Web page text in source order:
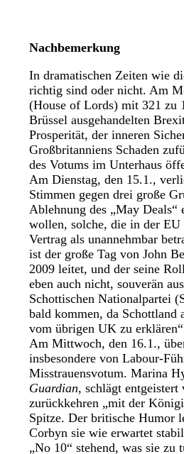
Nachbemerkung
In dramatischen Zeiten wie
richtig sind oder nicht. Am
(House of Lords) mit 321 zu
Brüssel ausgehandelten
Prosperität, der inneren
Großbritanniens Schaden
des Votums im Unterhaus
Am Dienstag, den 15.1.,
Stimmen gegen drei große
Ablehnung des „May Deals“
wollen, solche, die in der EU
Vertrag als unannehmbar
ist der große Tag von John
2009 leitet, und der seine
eben auch nicht, souverän
Schottischen Nationalpartei
bald kommen, da Schottland
vom übrigen UK zu
Am Mittwoch, den 16.1.,
insbesondere von Labour-
Misstrauensvotum. Marina
Guardian, schlägt
zurückkehren „mit der
Spitze. Der britische Humor
Corbyn sie wie erwartet
„No 10“ stehend, was sie zu